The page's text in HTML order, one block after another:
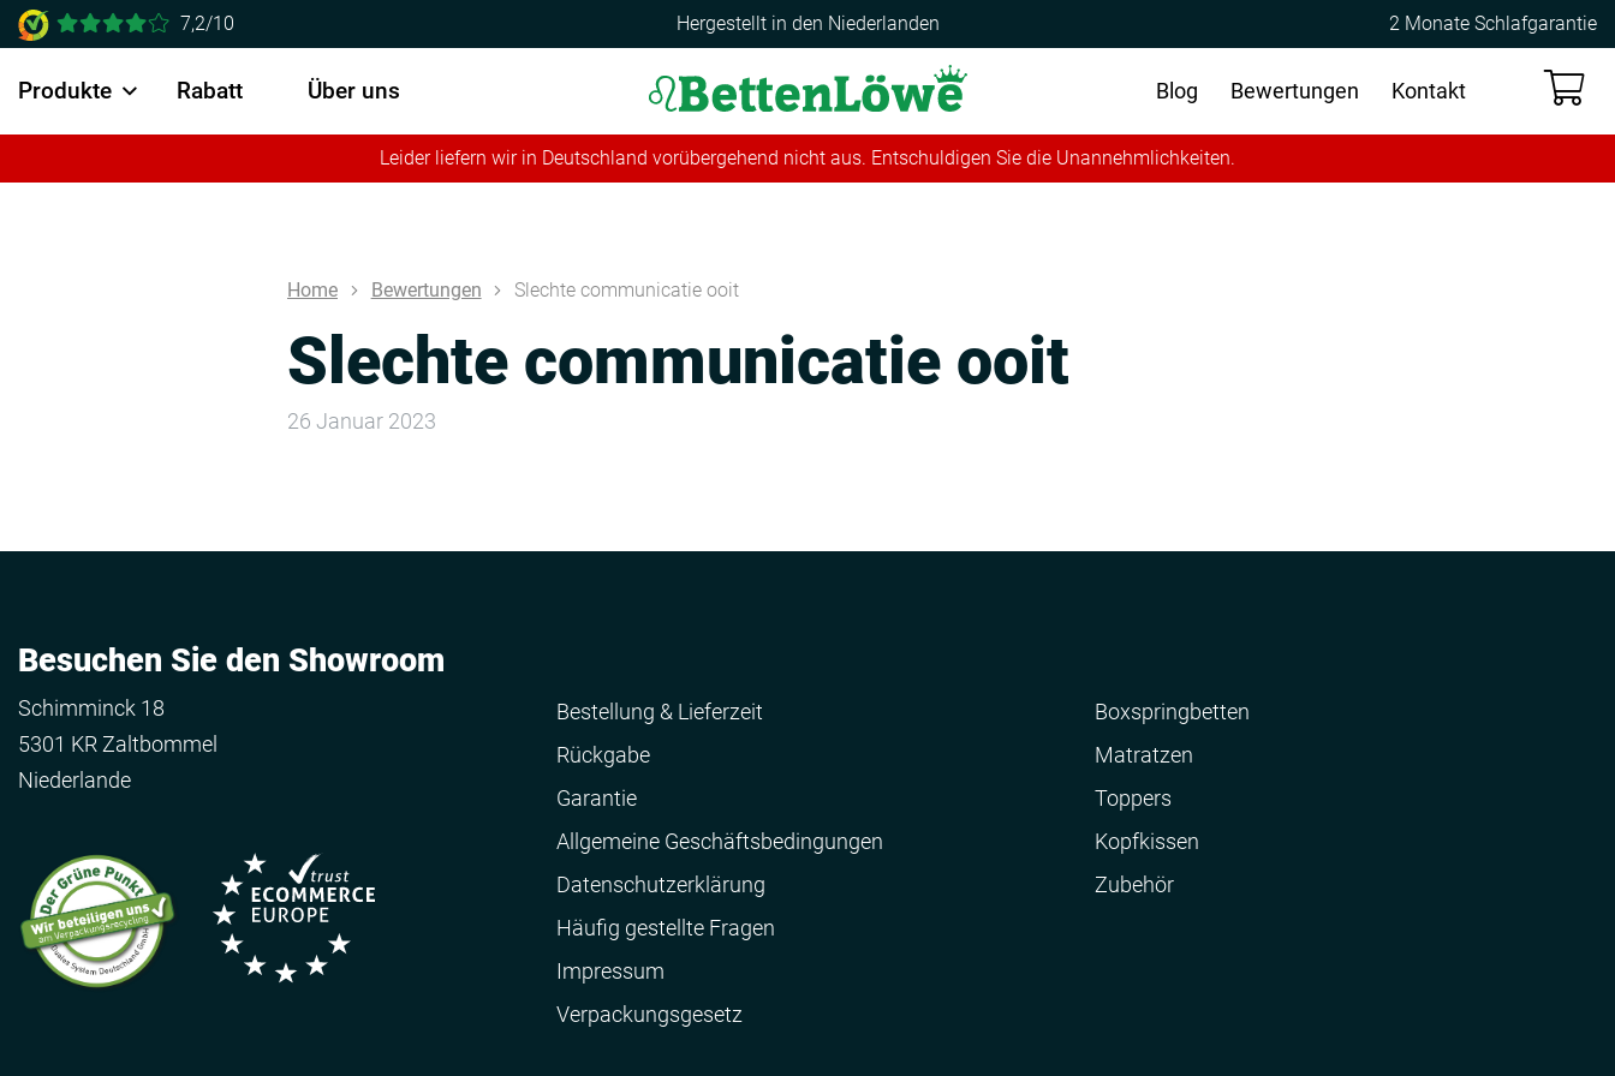
7,2/10 Hergestellt in den Niederlanden 2 Monate Schlafgarantie
Produkte Rabatt Über uns Kontakt
Bewertungen
Blog
Leider liefern wir in Deutschland vorübergehend nicht aus. Entschuldigen Sie die Unannehmlichkeiten.
Home Bewertungen Slechte communicatie ooit
Slechte communicatie ooit
26 Januar 2023
Besuchen Sie den Showroom
Schimminck 18
5301 KR Zaltbommel
Niederlande
Bestellung & Lieferzeit
Rückgabe
Garantie
Allgemeine Geschäftsbedingungen
Datenschutzerklärung
Häufig gestellte Fragen
Impressum
Verpackungsgesetz
Boxspringbetten
Matratzen
Toppers
Kopfkissen
Zubehör